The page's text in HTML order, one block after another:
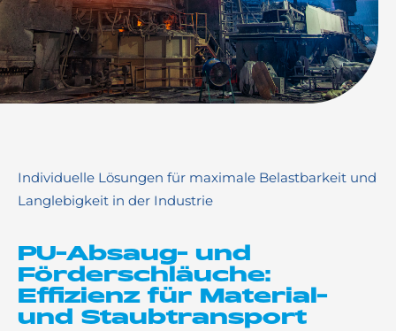
Individuelle Lösungen für maximale Belastbarkeit und
Langlebigkeit in der Industrie
PU-Absaug- und
Förderschläuche:
Effizienz für Material-
und Staubtransport